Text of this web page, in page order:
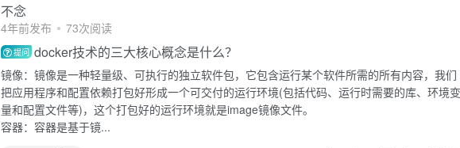
不念
4年前发布 73次阅读
提问 docker技术的三大核心概念是什么？
镜像：镜像是一种轻量级、可执行的独立软件包，它包含运行某个软件所需的所有内容，我们
把应用程序和配置依赖打包好形成一个可交付的运行环境(包括代码、运行时需要的库、环境变
量和配置文件等)，这个打包好的运行环境就是image镜像文件。
容器：容器是基于镜...